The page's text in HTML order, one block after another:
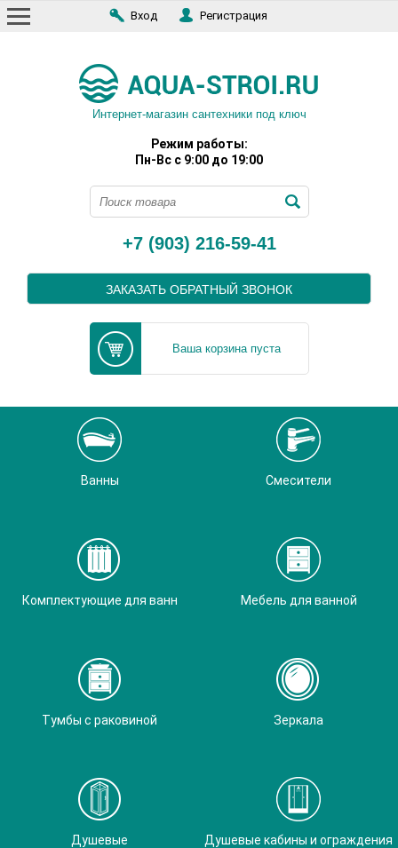
Вход Регистрация
Интернет-магазин сантехники под ключ
Режим работы:
Пн-Вс с 9:00 до 19:00
+7 (903) 216-59-41
ЗАКАЗАТЬ ОБРАТНЫЙ ЗВОНОК
Ваша корзина пуста
Ванны Смесители
Комплектующие для ванн Мебель для ванной
Тумбы с раковиной Зеркала
Душевые
Душевые кабины и ограждения